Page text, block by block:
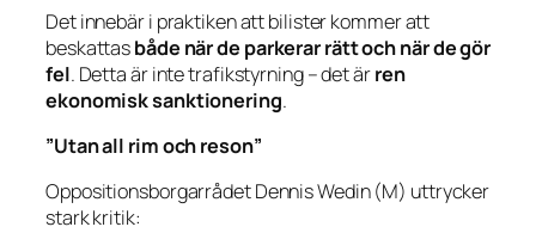
Det innebär i praktiken att bilister kommer att
beskattasbåde när de parkerar rätt och när de gör
fel. Detta är inte trafikstyrning – det ärren
ekonomisk sanktionering.
”Utan all rim och reson”
OppositionsborgarrådetDennis Wedin (M) uttrycker
stark kritik: